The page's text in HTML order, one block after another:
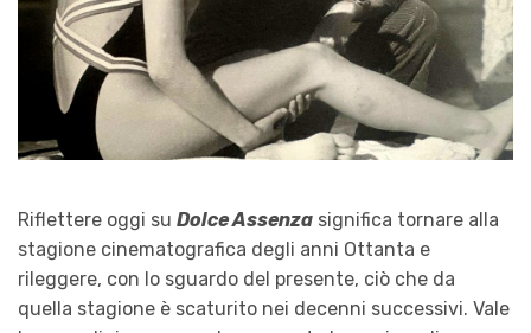
Riflettere oggi su Dolce Assenza significa tornare alla
stagione cinematografica degli anni Ottanta e
rileggere, con lo sguardo del presente, ciò che da
quella stagione è scaturito nei decenni successivi. Vale